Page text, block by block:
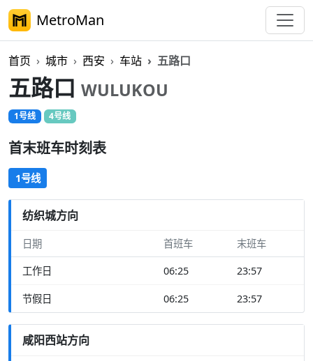
MetroMan
首页 城市 西安 车站 五路口
五路口 WULUKOU
1号线 4号线
首末班车时刻表
1号线
纺织城方向
日期 首班车 末班车
工作日 06:25 23:57
节假日 06:25 23:57
咸阳西站方向